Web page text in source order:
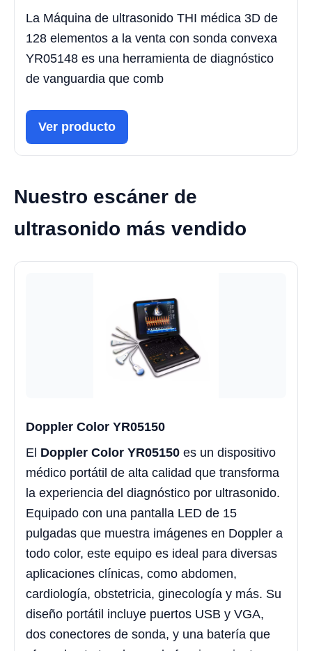
La Máquina de ultrasonido THI médica 3D de
128 elementos a la venta con sonda convexa
YR05148 es una herramienta de diagnóstico
de vanguardia que comb
Ver producto
Nuestro escáner de
ultrasonido más vendido
Doppler Color YR05150
El Doppler Color YR05150 es un dispositivo
médico portátil de alta calidad que transforma
la experiencia del diagnóstico por ultrasonido.
Equipado con una pantalla LED de 15
pulgadas que muestra imágenes en Doppler a
todo color, este equipo es ideal para diversas
aplicaciones clínicas, como abdomen,
cardiología, obstetricia, ginecología y más. Su
diseño portátil incluye puertos USB y VGA,
dos conectores de sonda, y una batería que